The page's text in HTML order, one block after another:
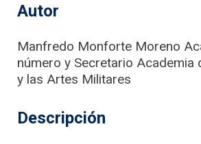
Autor
Manfredo Monforte Moreno
número y Secretario Academia
y las Artes Militares
Descripción